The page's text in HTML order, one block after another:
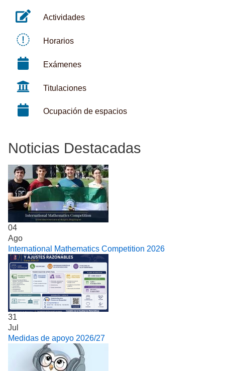
Actividades
Horarios
Exámenes
Titulaciones
Ocupación de espacios
Noticias Destacadas
04
Ago
International Mathematics Competition 2026
31
Jul
Medidas de apoyo 2026/27